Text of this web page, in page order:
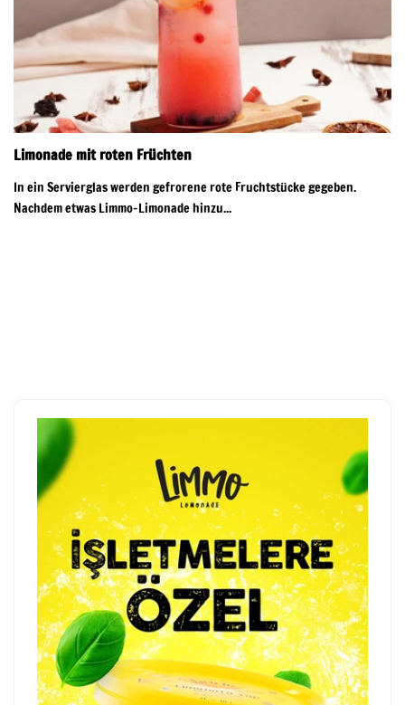
Limonade mit roten Früchten
In ein Servierglas werden gefrorene rote Fruchtstücke gegeben.
Nachdem etwas Limmo-Limonade hinzu...